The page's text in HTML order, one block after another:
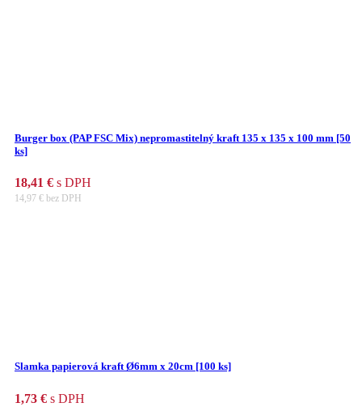
Burger box (PAP FSC Mix) nepromastitelný kraft 135 x 135 x 100 mm [50
ks]
18,41 € s DPH
14,97 € bez DPH
Slamka papierová kraft Ø6mm x 20cm [100 ks]
1,73 € s DPH